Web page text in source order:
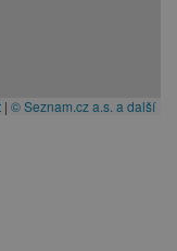
| © Seznam.cz a.s. a další